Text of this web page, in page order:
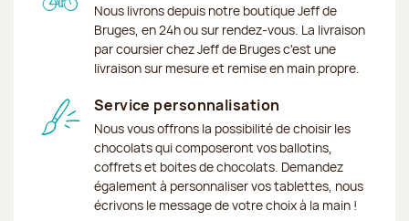
Nous livrons depuis notre boutique Jeff de
Bruges, en 24h ou sur rendez-vous. La livraison
par coursier chez Jeff de Bruges c'est une
livraison sur mesure et remise en main propre.
Service personnalisation
Nous vous offrons la possibilité de choisir les
chocolats qui composeront vos ballotins,
coffrets et boites de chocolats. Demandez
également à personnaliser vos tablettes, nous
écrivons le message de votre choix à la main !